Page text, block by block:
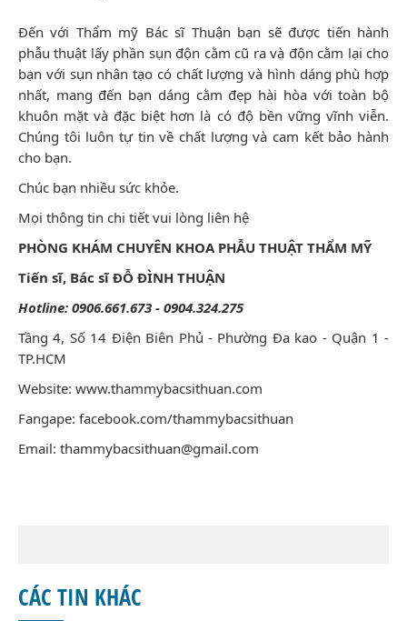
Đến với Thẩm mỹ Bác sĩ Thuận bạn sẽ được tiến hành
phẫu thuật lấy phần sụn độn cằm cũ ra và độn cằm lại cho
bạn với sụn nhân tạo có chất lượng và hình dáng phù hợp
nhất, mang đến bạn dáng cằm đẹp hài hòa với toàn bộ
khuôn mặt và đặc biệt hơn là có độ bền vững vĩnh viễn.
Chúng tôi luôn tự tin về chất lượng và cam kết bảo hành
cho bạn.
Chúc bạn nhiều sức khỏe.
Mọi thông tin chi tiết vui lòng liên hệ
PHÒNG KHÁM CHUYÊN KHOA PHẪU THUẬT THẨM MỸ
Tiến sĩ, Bác sĩ ĐỖ ĐÌNH THUẬN
Hotline: 0906.661.673 - 0904.324.275
Tầng 4, Số 14 Điện Biên Phủ - Phường Đa kao - Quận 1 -
TP.HCM
Website: www.thammybacsithuan.com
Fangape: facebook.com/thammybacsithuan
Email: thammybacsithuan@gmail.com
CÁC TIN KHÁC